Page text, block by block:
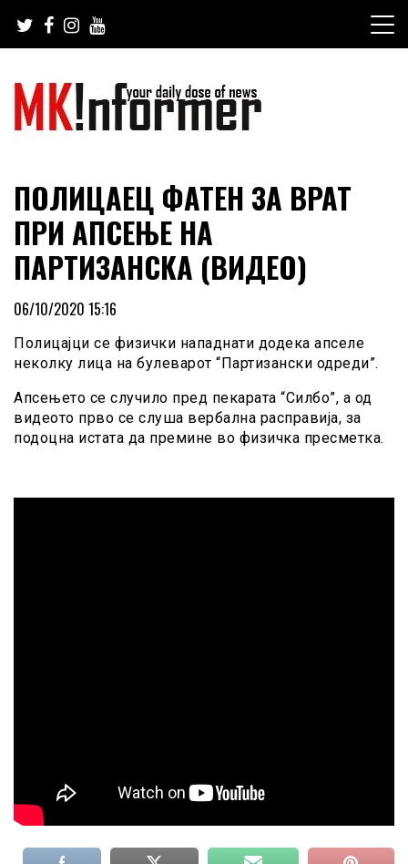
content
MKinformer
ПОЛИЦАЕЦ ФАТЕН ЗА ВРАТ
ПРИ АПСЕЊЕ НА
ПАРТИЗАНСКА (ВИДЕО)
06/10/2020 15:16
Полицајци се физички нападнати додека апселе
неколку лица на булеварот “Партизански одреди”.
Апсењето се случило пред пекарата “Силбо”, а од
видеото прво се слуша вербална расправија, за
подоцна истата да премине во физичка пресметка.